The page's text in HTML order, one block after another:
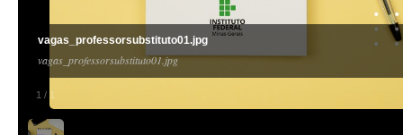
1 / 1
vagas_professorsubstituto01.jpg
vagas_professorsubstituto01.jpg